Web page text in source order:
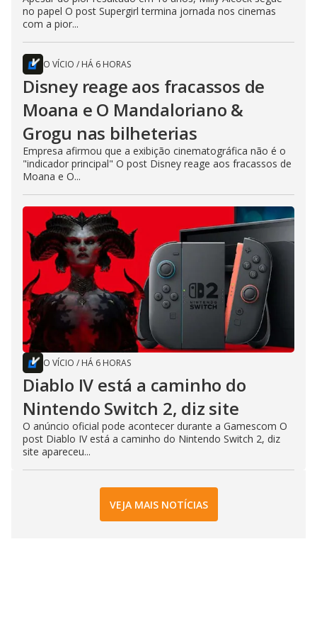
no papel O post Supergirl termina jornada nos cinemas
com a pior...
O VÍCIO / HÁ 6 HORAS
Disney reage aos fracassos de
Moana e O Mandaloriano &
Grogu nas bilheterias
Empresa afirmou que a exibição cinematográfica não é o
"indicador principal" O post Disney reage aos fracassos de
Moana e O...
O VÍCIO / HÁ 6 HORAS
Diablo IV está a caminho do
Nintendo Switch 2, diz site
O anúncio oficial pode acontecer durante a Gamescom O
post Diablo IV está a caminho do Nintendo Switch 2, diz
site apareceu...
VEJA MAIS NOTÍCIAS